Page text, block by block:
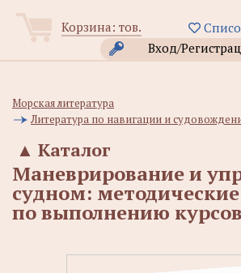
Корзина: тов.
Вход/
Морская литература
Литература по навигации и
Каталог
▲
Маневрирование и
судном:
по выполнению